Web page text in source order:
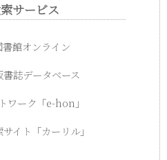
サービス
館オンライン
誌データベース
ワーク「e-hon」
イト「カーリル」